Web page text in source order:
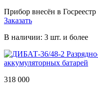
Прибор внесён в
Заказать
В наличии: 3 шт. и более
318 000